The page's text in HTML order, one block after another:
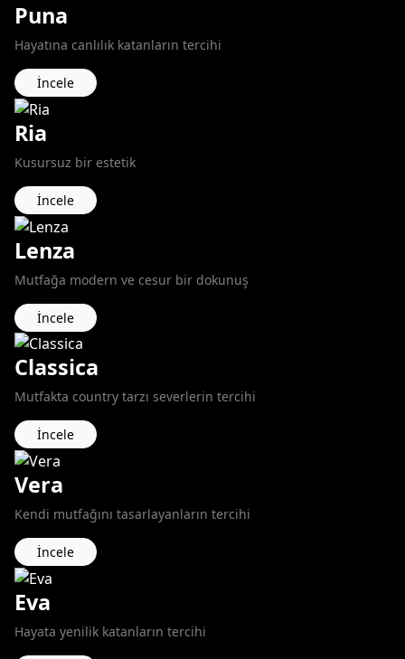
Puna
Hayatına canlılık katanların tercihi
İncele
Ria
Kusursuz bir estetik
İncele
Lenza
Mutfağa modern ve cesur bir dokunuş
İncele
Classica
Mutfakta country tarzı severlerin tercihi
İncele
Vera
Kendi mutfağını tasarlayanların tercihi
İncele
Eva
Hayata yenilik katanların tercihi